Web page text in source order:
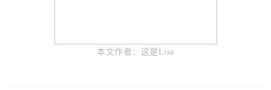
本文作者：这是Lisa